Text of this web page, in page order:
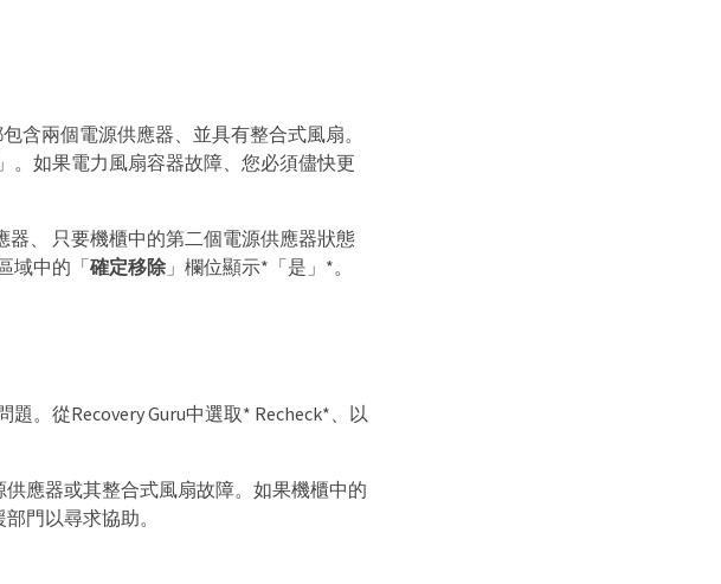
含兩個電源供應器、並具有整合式風扇。
。如果電力風扇容器故障、您必須儘快更
、 只要機櫃中的第二個電源供應器狀態
域中的「確定移除」欄位顯示*「是」*。
。從Recovery Guru中選取* Recheck*、以
應器或其整合式風扇故障。如果機櫃中的
門以尋求協助。